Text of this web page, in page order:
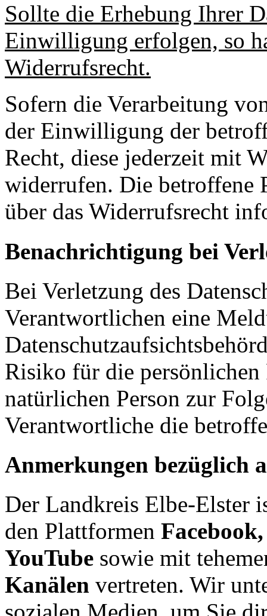
Sollte die Erhebung Ihrer
Einwilligung erfolgen, so
Widerrufsrecht.
Sofern die Verarbeitung
der Einwilligung der
Recht, diese jederzeit mit
widerrufen. Die
über das Widerrufsrecht
Benachrichtigung bei
Bei Verletzung des
Verantwortlichen eine
Risiko für die persönlichen
natürlichen Person zur
Verantwortliche die
Anmerkungen bezüglich
Der Landkreis Elbe-Elster
den Plattformen
YouTube sowie mit
Kanälen vertreten. Wir